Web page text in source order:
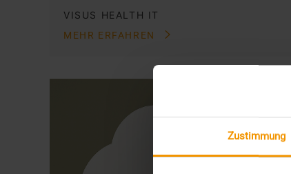
Zustimmung
VISUS HEALTH IT
MEHR ERFAHREN